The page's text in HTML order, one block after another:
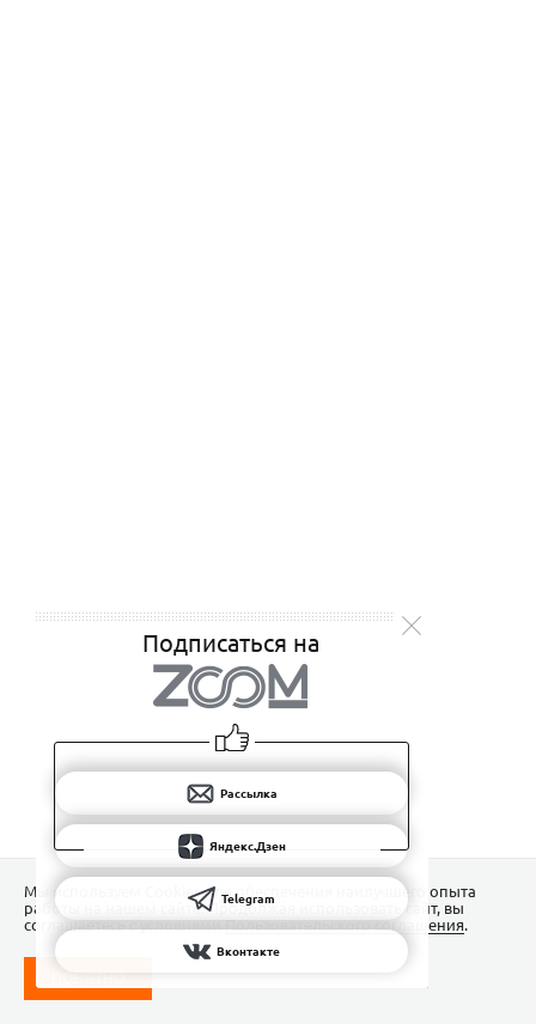
Подписаться на
Рассылка
Яндекс.Дзен
Telegram
Вконтакте
Мы используем Сookies для обеспечения наилучшего опыта
работы на нашем сайте. Продолжая использовать сайт, вы
соглашаетесь с условиямиПользовательского соглашения.
ПОНЯТНО